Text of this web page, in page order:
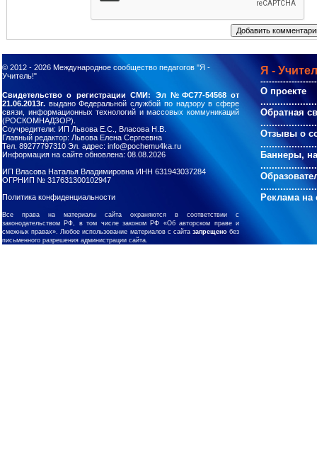
© 2012 - 2026 Международное сообщество педагогов "Я -
Учитель!"
Я -
О проекте
Обратная
Отзывы о
Баннеры,
Реклама на
Свидетельство о регистрации СМИ: Эл №ФС77-54568 от
21.06.2013г. выдано Федеральной службой по надзору в сфере
связи, информационных технологий и массовых коммуникаций
(РОСКОМНАДЗОР).
Соучредители: ИП Львова Е.С., Власова Н.В.
Главный редактор: Львова Елена Сергеевна
Тел. 89277797310 Эл. адрес: info@pochemu4ka.ru
Информация на сайте обновлена: 08.08.2026
ИП Власова Наталья Владимировна ИНН 631943037284
ОГРНИП № 317631300102947
Политика конфиденциальности
Все права на материалы сайта охраняются в соответствии с
законодательством РФ, в том числе законом РФ «Об авторском праве и
смежных правах». Любое использование материалов с сайта запрещенобез
письменного разрешения администрации сайта.